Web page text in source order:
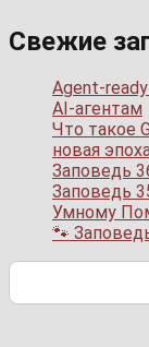
Свежие
Agent-
AI-агентам
Что такое
новая
Заповедь
Заповедь
Умному
🐾
Поиск: